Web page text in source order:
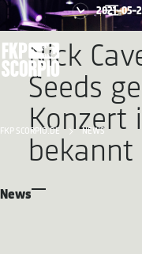
FKP SCORPIO.DE NEWS
2021-05-
Nick
Seeds
Konzert
bekannt
News